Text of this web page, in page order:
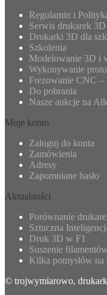
Regulamin i
Serwis drukarek 3D
Drukarki 3D dla
Szkolenia
Modelowanie 3D i
Wykonywanie
Frezowanie CNC –
Do pobrania
Nasze aukcje na
Moje konto
Zaloguj do konta
Zamówienia
Adresy
Zapomniane hasło
Aktualności
Porównanie
Sztuczna
Druk 3D w F1
Suszenie filamentów
Kilka pomysłów
© trojwymiarowo,